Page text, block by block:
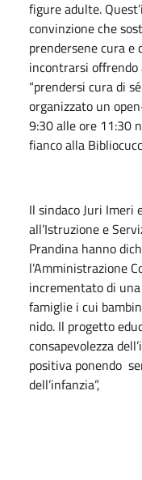
figure adulte.
convinzione che
prendersene cura e
incontrarsi
“prendersi cura di
organizzato un
9:30 alle ore 11:30
fianco alla
Il sindaco Juri Imeri
all’Istruzione e
Prandina hanno
l’Amministrazione
incrementato di
famiglie i cui
nido. Il progetto
consapevolezza
positiva ponendo
dell’infanzia”,